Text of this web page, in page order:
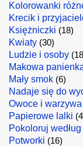
Kolorowanki
Krecik i
Księżniczki (18)
Kwiaty (30)
Ludzie i osoby
Makowa
Mały smok (6)
Nadaje się do
Owoce i warzywa
Papierowe lalki
Pokoloruj
Potworki (16)